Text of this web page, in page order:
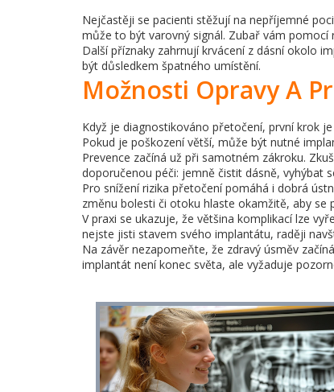
Nejčastěji se pacienti stěžují na nepříjemné
může to být varovný signál. Zubař vám pomocí
Další příznaky zahrnují krvácení z dásní okolo
být důsledkem špatného umístění.
Možnosti Opravy A
Když je diagnostikováno přetočení, první krok
Pokud je poškození větší, může být nutné
Prevence začíná už při samotném zákroku.
doporučenou péči: jemně čistit dásně, vyhýbat
Pro snížení rizika přetočení pomáhá i dobrá
změnu bolesti či otoku hlaste okamžitě, aby se
V praxi se ukazuje, že většina komplikací lze
nejste jisti stavem svého implantátu, raději
Na závěr nezapomeňte, že zdravý úsměv
implantát není konec světa, ale vyžaduje